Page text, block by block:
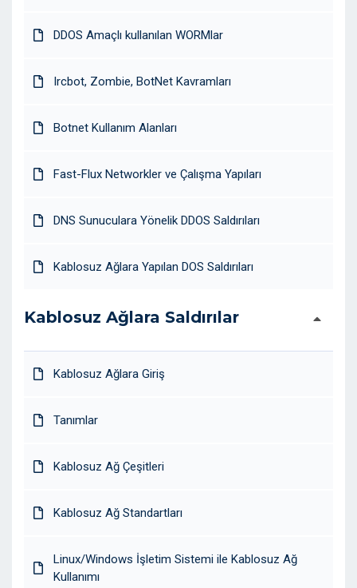
DDOS Amaçlı kullanılan WORMlar
Ircbot, Zombie, BotNet Kavramları
Botnet Kullanım Alanları
Fast-Flux Networkler ve Çalışma Yapıları
DNS Sunuculara Yönelik DDOS Saldırıları
Kablosuz Ağlara Yapılan DOS Saldırıları
Kablosuz Ağlara Saldırılar
Kablosuz Ağlara Giriş
Tanımlar
Kablosuz Ağ Çeşitleri
Kablosuz Ağ Standartları
Linux/Windows İşletim Sistemi ile Kablosuz Ağ
Kullanımı